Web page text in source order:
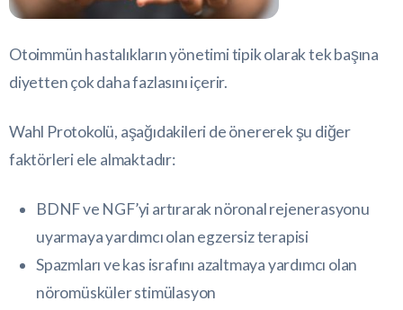
Otoimmün hastalıkların yönetimi tipik olarak tek başına
diyetten çok daha fazlasını içerir.
Wahl Protokolü, aşağıdakileri de önererek şu diğer
faktörleri ele almaktadır:
BDNF ve NGF’yi artırarak nöronal rejenerasyonu
uyarmaya yardımcı olan egzersiz terapisi
Spazmları ve kas israfını azaltmaya yardımcı olan
nöromüsküler stimülasyon